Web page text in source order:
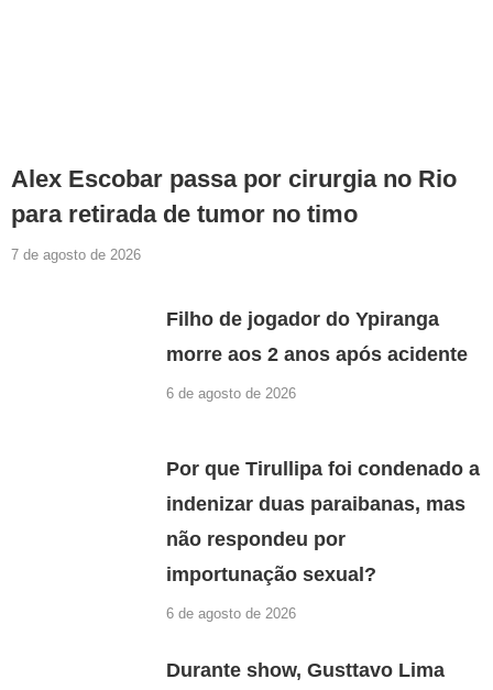
Alex Escobar passa por cirurgia no Rio
para retirada de tumor no timo
7 de agosto de 2026
Filho de jogador do Ypiranga
morre aos 2 anos após acidente
6 de agosto de 2026
Por que Tirullipa foi condenado a
indenizar duas paraibanas, mas
não respondeu por
importunação sexual?
6 de agosto de 2026
Durante show, Gusttavo Lima